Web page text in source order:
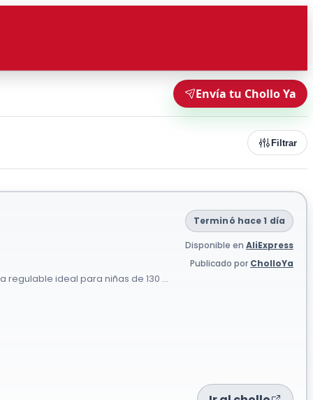
Envía tu Chollo Ya
Filtrar
Terminó hace 1 día
Disponible en AliExpress
Publicado por CholloYa
regulable ideal para niñas de 130 ...